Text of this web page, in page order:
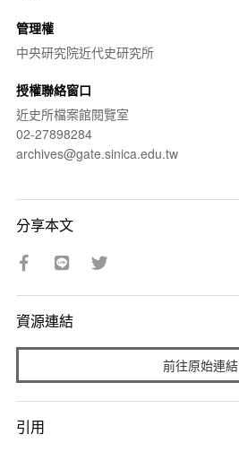
管理權
中央研究院近代史研究所
授權聯絡窗口
近史所檔案館閱覽室
02-27898284
archives@gate.sinica.edu.tw
分享本文
資源連結
前往原始連結
引用